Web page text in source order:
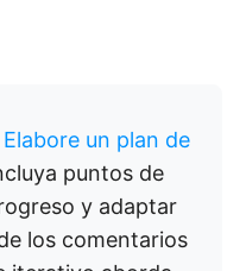
Elabore un plan de
puntos de
y adaptar
los comentarios